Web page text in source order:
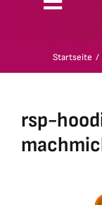
Toggle
Geschenk-
Startseite
rsp-